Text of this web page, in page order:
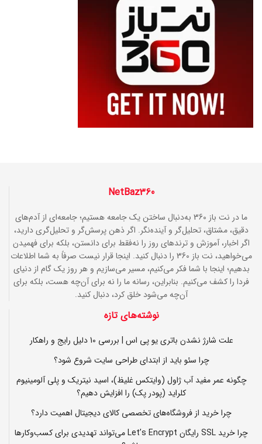
NetBaz360
ما در نت باز 360 به‌دنبال ساختن یک جامعه هستیم؛ جامعه‌ای از آدم‌های
دقیق، مشتاق، تحلیل‌گر و آینده‌نگر. اگر ذهن پرسش‌گر و تحلیل‌گری دارید،
اگر اخبار، آموزش و ترندهای روز را نه‌فقط برای دانستن، بلکه برای فهمیدن
می‌خواهید، نت باز 360 را دنبال کنید. اینجا قرار نیست صرفاً به شما اطلاعات
بدهیم؛ اینجا با شما فکر می‌کنیم، مسیر می‌سازیم و هر روز یک گام از دنیای
فردا را کشف می‌کنیم. بنابراین، رسانه ما را نه برای آن‌چه هست، بلکه برای
آن‌چه می‌شود خلق کرد، دنبال کنید.
نوشته‌های تازه
علت شارژ نشدن باتری یو پی اس | بررسی 10 دلیل رایج و راهکار
چرا سئو باید از ابتدای طراحی سایت شروع شود؟
چگونه عمر مفید آب ژاول (وایتکس غلیظ)، اسید نیتریک و پلی آلومینیوم
کلراید (پودر پک) را افزایش دهیم؟
چرا خرید از فروشگاه‌های تخصصی کالای دیجیتال اهمیت دارد؟
چرا خرید SSL رایگان Let’s Encrypt می‌تواند تهدیدی برای کسب‌وکارها